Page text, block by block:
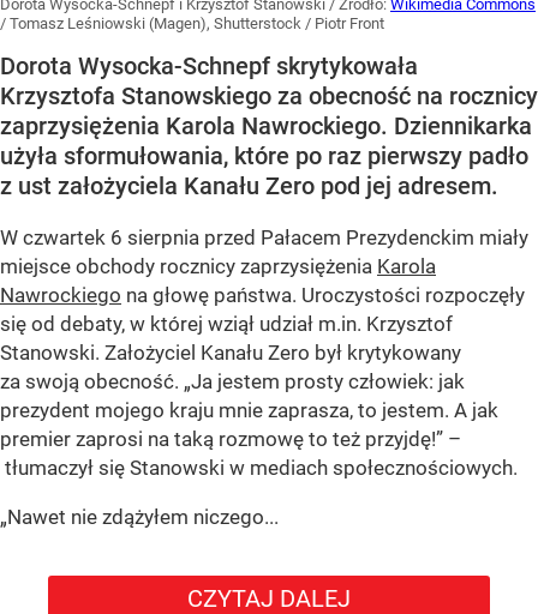
Dorota Wysocka-Schnepf i Krzysztof Stanowski / Źródło: Wikimedia Commons
/ Tomasz Leśniowski (Magen), Shutterstock / Piotr Front
Dorota Wysocka-Schnepf skrytykowała
Krzysztofa Stanowskiego za obecność na rocznicy
zaprzysiężenia Karola Nawrockiego. Dziennikarka
użyła sformułowania, które po raz pierwszy padło
z ust założyciela Kanału Zero pod jej adresem.
W czwartek 6 sierpnia przed Pałacem Prezydenckim miały
miejsce obchody rocznicy zaprzysiężenia Karola
Nawrockiego na głowę państwa. Uroczystości rozpoczęły
się od debaty, w której wziął udział m.in. Krzysztof
Stanowski. Założyciel Kanału Zero był krytykowany
za swoją obecność. „Ja jestem prosty człowiek: jak
prezydent mojego kraju mnie zaprasza, to jestem. A jak
premier zaprosi na taką rozmowę to też przyjdę!” –
tłumaczył się Stanowski w mediach społecznościowych.
„Nawet nie zdążyłem niczego...
CZYTAJ DALEJ